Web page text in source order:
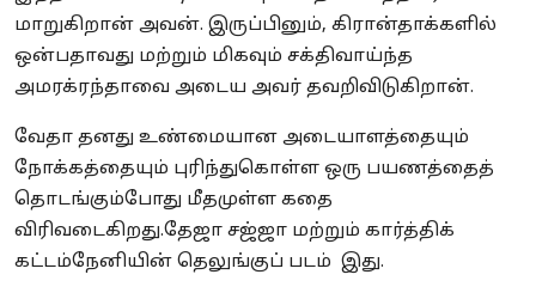
மாறுகிறான் அவன். இருப்பினும், கிரான்தாக்களில்
ஒன்பதாவது மற்றும் மிகவும் சக்திவாய்ந்த
அமரக்ரந்தாவை அடைய அவர் தவறிவிடுகிறான்.
வேதா தனது உண்மையான அடையாளத்தையும்
நோக்கத்தையும் புரிந்துகொள்ள ஒரு பயணத்தைத்
தொடங்கும்போது மீதமுள்ள கதை
விரிவடைகிறது.தேஜா சஜ்ஜா மற்றும் கார்த்திக்
கட்டம்நேனியின் தெலுங்குப் படம் இது.